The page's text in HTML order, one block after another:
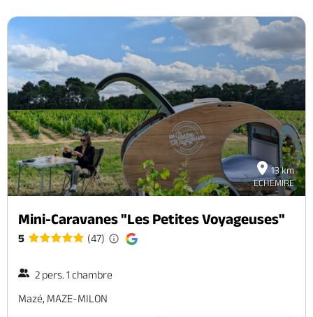
13 km
ECHEMIRE
Mini-Caravanes "Les Petites Voyageuses"
5 (47)
2 pers. 1 chambre
Mazé, MAZE-MILON